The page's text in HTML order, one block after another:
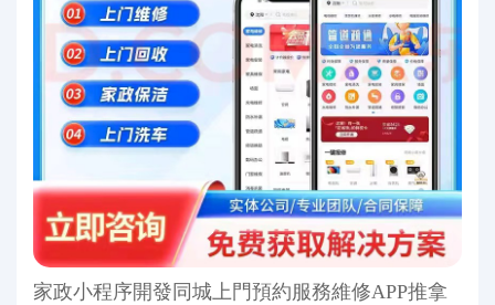
家政小程序開發同城上門預約服務維修APP推拿